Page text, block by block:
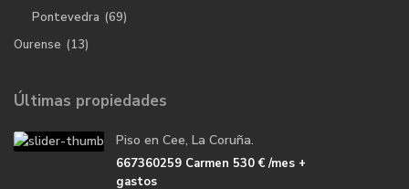
Pontevedra (69)
Ourense (13)
Últimas propiedades
Piso en Cee, La Coruña.
667360259 Carmen 530 €/mes +
gastos